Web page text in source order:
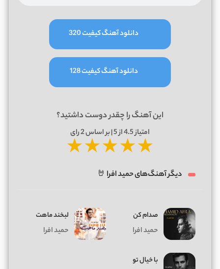
دانلود آهنگ کیفیت 320
دانلود آهنگ کیفیت 128
این آهنگ را چقدر دوست داشتید؟
امتیاز4.5از 5 | بر اساس 2رای
★★★★★
دیگر آهنگ‌های حمید افرا 🤘
صدام کن
حمید افرا
لبخند ماهت
حمید افرا
با خیال تو